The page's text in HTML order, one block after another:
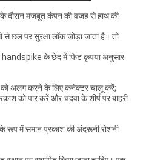
दौरान मजबूत कंपन की वजह से हाथ की
छल पर सुरक्षा लॉक जोड़ा जाता है। तो
handspike के छेद में फिट कृपया अनुसार
को अलग करने के लिए कनेक्टर चालू करें;
को पार करें और चंदवा के शीर्ष पर बाहरी
रूप में समान प्रकाश की अंदरूनी रोशनी